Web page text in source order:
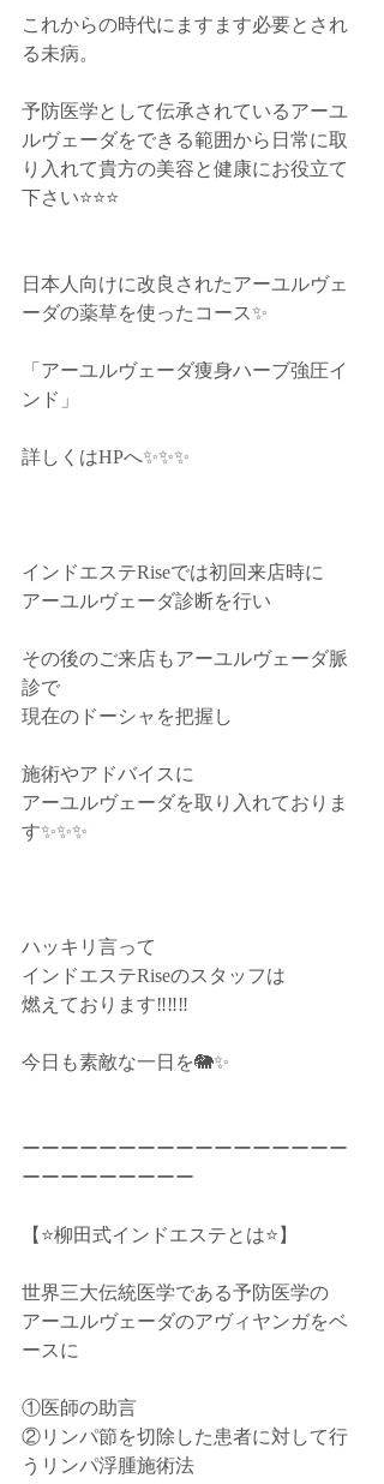
これからの時代にますます必要とされ
る未病。﻿
予防医学として伝承されているアーユ
ルヴェーダをできる範囲から日常に取
り入れて貴方の美容と健康にお役立て
下さい⭐️⭐️⭐️
日本人向けに改良されたアーユルヴェ
ーダの薬草を使ったコース✨﻿
「アーユルヴェーダ痩身ハーブ強圧イ
ンド」﻿
詳しくはHPへ✨✨✨﻿
インドエステRiseでは初回来店時に﻿
アーユルヴェーダ診断を行い﻿
その後のご来店もアーユルヴェーダ脈
診で﻿
現在のドーシャを把握し﻿
施術やアドバイスに﻿
アーユルヴェーダを取り入れておりま
す✨✨✨﻿
ハッキリ言って﻿
インドエステRiseのスタッフは﻿
燃えております‼️‼️‼️﻿
今日も素敵な一日を🐘✨﻿
ーーーーーーーーーーーーーーーーー
ーーーーーーーーー﻿
【⭐️柳田式インドエステとは⭐️】﻿
世界三大伝統医学である予防医学の﻿
アーユルヴェーダのアヴィヤンガをベ
ースに﻿
①医師の助言﻿
②リンパ節を切除した患者に対して行
うリンパ浮腫施術法﻿